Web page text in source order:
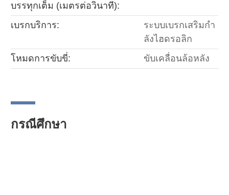
บรรทุกเต็ม (เมตรต่อวินาที):
เบรกบริการ:
ระบบเบรกเสริมกำ
ลังไฮดรอลิก
โหมดการขับขี่:
ขับเคลื่อนล้อหลัง
กรณีศึกษา